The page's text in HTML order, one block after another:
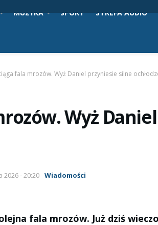
MUZYKA SPORT STREFA AUDIO
fala mrozów. Wyż Daniel przyniesie silne
Wyż
2026 - 20:20 Wiadomości
fala mrozów. Już dziś